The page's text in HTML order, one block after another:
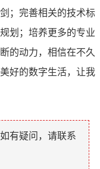
；完善相关的技术标
划；培养更多的专业
的动力，相信在不久
好的数字生活，让我
有疑问，请联系